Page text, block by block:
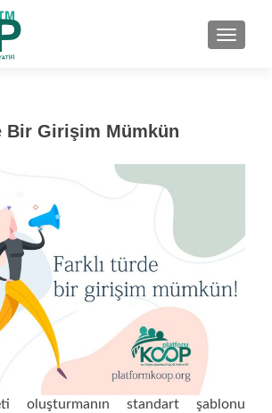
Bir Girişim Mümkün
oluşturmanın standart şablonu